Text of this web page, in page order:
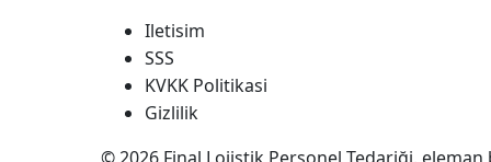
Iletisim
SSS
KVKK Politikasi
Gizlilik